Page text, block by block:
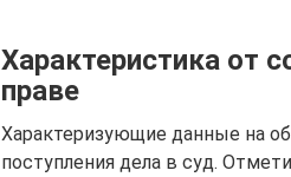
Характеристика от
праве
Характеризующие данные на
поступления дела в суд.